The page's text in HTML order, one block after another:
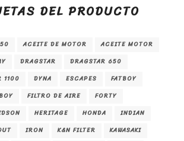
DEL PRODUCTO
ACEITE DE MOTOR
ACEITE MOTOR
DRAGSTAR
DRAGSTAR 650
1100
DYNA ESCAPES
FATBOY
FILTRO DE AIRE
FORTY
HERITAGE HONDA
INDIAN
IRON K&N FILTER
KAWASAKI